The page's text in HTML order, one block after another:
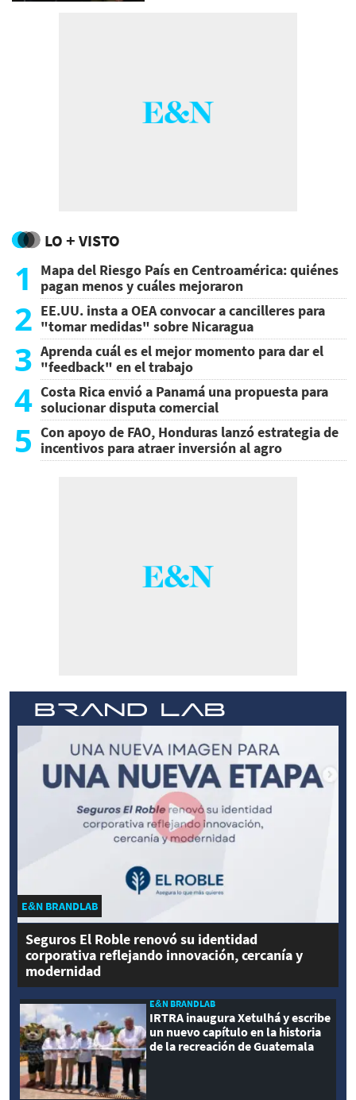
LO + VISTO
1
Mapa del Riesgo País en Centroamérica: quiénes
pagan menos y cuáles mejoraron
2 EE.UU. insta a OEA convocar a cancilleres para
"tomar medidas" sobre Nicaragua
3 Aprenda cuál es el mejor momento para dar el
"feedback" en el trabajo
4 Costa Rica envió a Panamá una propuesta para
solucionar disputa comercial
5 Con apoyo de FAO, Honduras lanzó estrategia de
incentivos para atraer inversión al agro
E&N BRANDLAB
Seguros El Roble renovó su identidad
corporativa reflejando innovación, cercanía y
modernidad
E&N BRANDLAB
IRTRA inaugura Xetulhá y escribe
un nuevo capítulo en la historia
de la recreación de Guatemala